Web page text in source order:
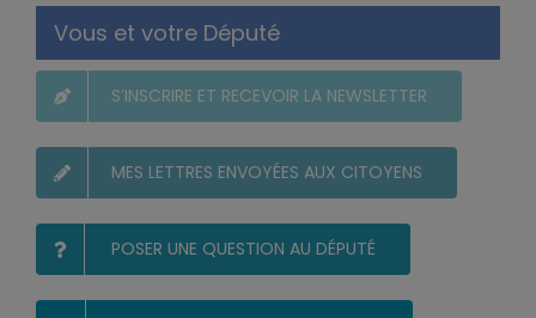
Vous et votre Député
S’INSCRIRE ET RECEVOIR LA NEWSLETTER
MES LETTRES ENVOYÉES AUX CITOYENS
POSER UNE QUESTION AU DÉPUTÉ